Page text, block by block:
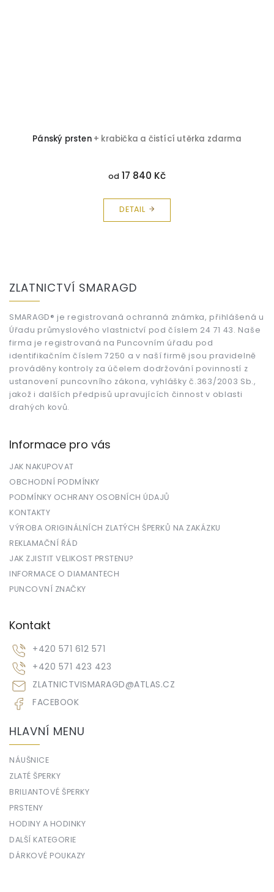
Pánský prsten + krabička a čistící utěrka zdarma
od 17 840 Kč
DETAIL
ZLATNICTVÍ SMARAGD
SMARAGD® je registrovaná ochranná známka, přihlášená u
Úřadu průmyslového vlastnictví pod číslem 24 71 43. Naše
firma je registrovaná na Puncovním úřadu pod
identifikačním číslem 7250 a v naší firmě jsou pravidelně
prováděny kontroly za účelem dodržování povinností z
ustanovení puncovního zákona, vyhlášky č.363/2003 Sb.,
jakož i dalších předpisů upravujících činnost v oblasti
drahých kovů.
Informace pro vás
JAK NAKUPOVAT
OBCHODNÍ PODMÍNKY
PODMÍNKY OCHRANY OSOBNÍCH ÚDAJŮ
KONTAKTY
VÝROBA ORIGINÁLNÍCH ZLATÝCH ŠPERKŮ NA ZAKÁZKU
REKLAMAČNÍ ŘÁD
JAK ZJISTIT VELIKOST PRSTENU?
INFORMACE O DIAMANTECH
PUNCOVNÍ ZNAČKY
Kontakt
ZLATNICTVISMARAGD@ATLAS.CZ
+420 571 612 571
+420 571 423 423
FACEBOOK
HLAVNÍ MENU
NÁUŠNICE
ZLATÉ ŠPERKY
BRILIANTOVÉ ŠPERKY
PRSTENY
HODINY A HODINKY
DALŠÍ KATEGORIE
DÁRKOVÉ POUKAZY